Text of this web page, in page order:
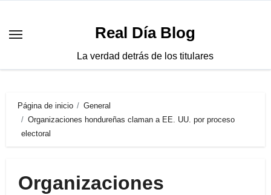
contenido
Real Día Blog
La verdad detrás de los titulares
Página de inicio
General
Organizaciones hondureñas claman a EE. UU. por proceso
electoral
Organizaciones